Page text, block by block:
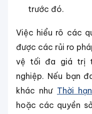
trước đó.
Việc hiểu rõ các
được các rủi ro
vệ tối đa giá trị
nghiệp. Nếu bạn
khác như Thời
hoặc các quyền